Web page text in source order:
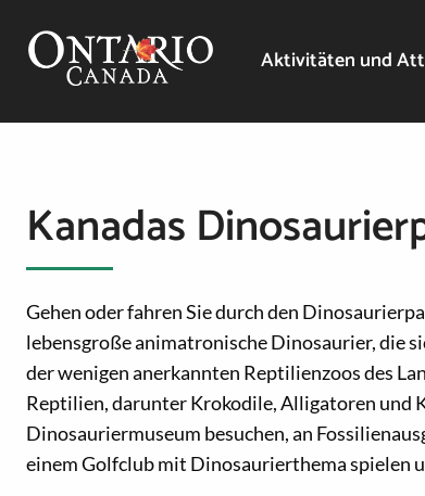
Aktivitäten und
Kanadas
Gehen oder fahren Sie durch den
lebensgroße animatronische Dinosaurier, die
der wenigen anerkannten Reptilienzoos des
Reptilien, darunter Krokodile, Alligatoren und
Dinosauriermuseum besuchen, an
einem Golfclub mit Dinosaurierthema spielen